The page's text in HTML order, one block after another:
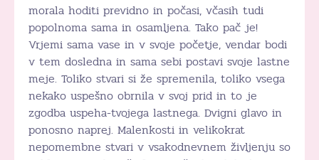
morala hoditi previdno in počasi, včasih tudi
popolnoma sama in osamljena. Tako pač je!
Vrjemi sama vase in v svoje početje, vendar bodi
v tem dosledna in sama sebi postavi svoje lastne
meje. Toliko stvari si že spremenila, toliko vsega
nekako uspešno obrnila v svoj prid in to je
zgodba uspeha-tvojega lastnega. Dvigni glavo in
ponosno naprej. Malenkosti in velikokrat
nepomembne stvari v vsakodnevnem življenju so